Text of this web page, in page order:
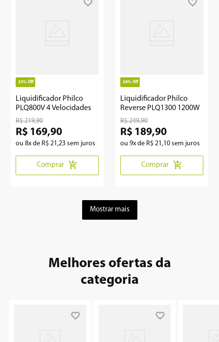
23% Off
Liquidificador Philco
PLQ800V 4 Velocidades
R$ 219,90
R$ 169,90
ou 8x de R$ 21 ,23 sem juros
Comprar
24% Off
Liquidificador Philco
Reverse PLQ1300 1200W
R$ 249,90
R$ 189,90
ou 9x de R$ 21 ,10 sem juros
Comprar
Mostrar mais
Melhores ofertas da
categoria